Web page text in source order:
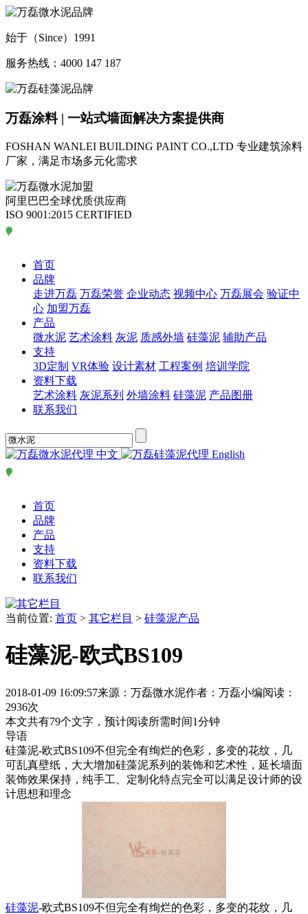
始于（Since）1991
服务热线：4000 147 187
万磊涂料 | 一站式墙面解决方案提供商
FOSHAN WANLEI BUILDING PAINT CO.,LTD 专业建筑涂料
厂家，满足市场多元化需求
阿里巴巴全球优质供应商
ISO 9001:2015 CERTIFIED
首页
品牌
走进万磊 万磊荣誉 企业动态 视频中心 万磊展会 验证中
心 加盟万磊
产品
微水泥 艺术涂料 灰泥 质感外墙 硅藻泥 辅助产品
支持
3D定制 VR体验 设计素材 工程案例 培训学院
资料下载
艺术涂料 灰泥系列 外墙涂料 硅藻泥 产品图册
联系我们
中文 English
首页
品牌
产品
支持
资料下载
联系我们
当前位置: 首页 > 其它栏目 > 硅藻泥产品
硅藻泥-欧式BS109
2018-01-09 16:09:57来源：万磊微水泥作者：万磊小编阅读：
2936次
本文共有79个文字，预计阅读所需时间1分钟
导语
硅藻泥-欧式BS109不但完全有绚烂的色彩，多变的花纹，几
可乱真壁纸，大大增加硅藻泥系列的装饰和艺术性，延长墙面
装饰效果保持，纯手工、定制化特点完全可以满足设计师的设
计思想和理念
硅藻泥-欧式BS109不但完全有绚烂的色彩，多变的花纹，几